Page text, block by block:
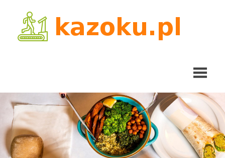
content